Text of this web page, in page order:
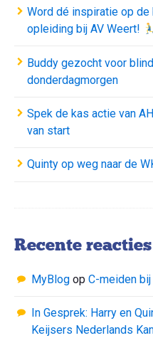
Word dé inspiratie op de
opleiding bij AV Weert!
Buddy gezocht voor
donderdagmorgen
Spek de kas actie van
van start
Quinty op weg naar de
Recente reacties
MyBlog op C-meiden
In Gesprek: Harry en
Keijsers Nederlands